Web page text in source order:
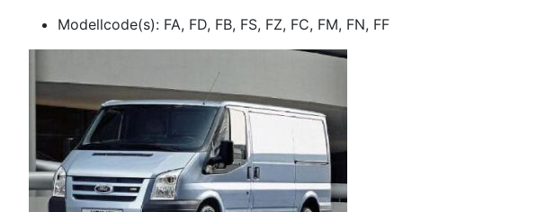
Modellcode(s): FA, FD, FB, FS, FZ, FC, FM, FN, FF